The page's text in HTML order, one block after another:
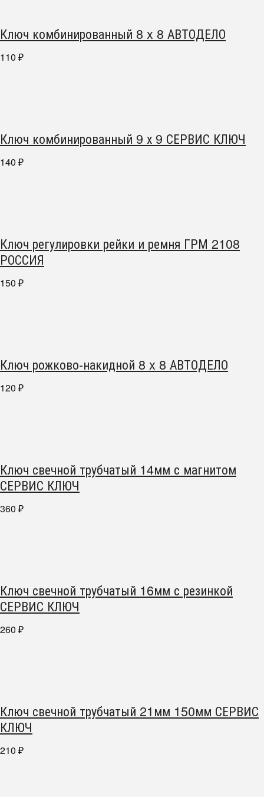
Ключ комбинированный 8 x 8 АВТОДЕЛО
110 ₽
Ключ комбинированный 9 х 9 СЕРВИС КЛЮЧ
140 ₽
Ключ регулировки рейки и ремня ГРМ 2108
РОССИЯ
150 ₽
Ключ рожково-накидной 8 x 8 АВТОДЕЛО
120 ₽
Ключ свечной трубчатый 14мм с магнитом
СЕРВИС КЛЮЧ
360 ₽
Ключ свечной трубчатый 16мм с резинкой
СЕРВИС КЛЮЧ
260 ₽
Ключ свечной трубчатый 21мм 150мм СЕРВИС
КЛЮЧ
210 ₽